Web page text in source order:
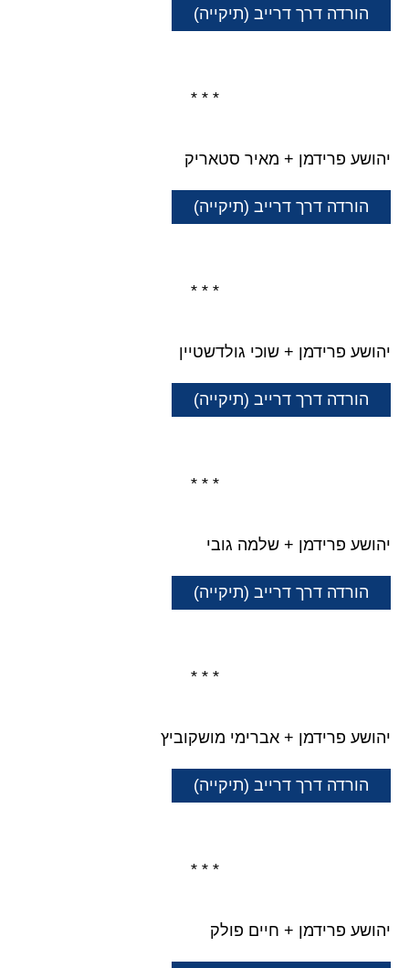
הורדה דרך דרייב (תיקייה)
* * *
יהושע פרידמן + מאיר סטאריק
הורדה דרך דרייב (תיקייה)
* * *
יהושע פרידמן + שוכי גולדשטיין
הורדה דרך דרייב (תיקייה)
* * *
יהושע פרידמן + שלמה גובי
הורדה דרך דרייב (תיקייה)
* * *
יהושע פרידמן + אברימי מושקוביץ
הורדה דרך דרייב (תיקייה)
* * *
יהושע פרידמן + חיים פולק